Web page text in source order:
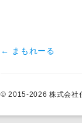
投稿ナビゲーション
← まもれーる
© 2015-2026 株式会社